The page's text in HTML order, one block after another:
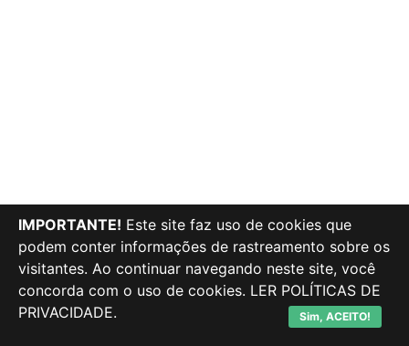
IMPORTANTE! Este site faz uso de cookies que
podem conter informações de rastreamento sobre os
visitantes. Ao continuar navegando neste site, você
concorda com o uso de cookies. LER POLÍTICAS DE
PRIVACIDADE.
Sim, ACEITO!